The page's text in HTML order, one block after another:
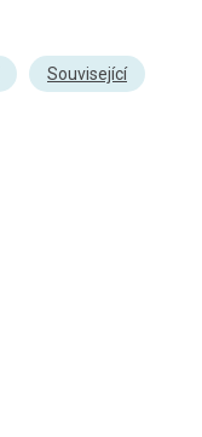
Související